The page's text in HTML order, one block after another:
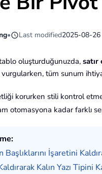
• Last modified2025-08-26
oluşturduğunuzda,
tüm sunum
korurken stili kontrol
otomasyona kadar farklı
İşaretini
Kalın Yazı Tipini